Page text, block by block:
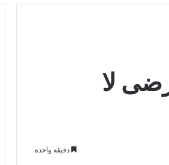
لا
دقيقة واحدة